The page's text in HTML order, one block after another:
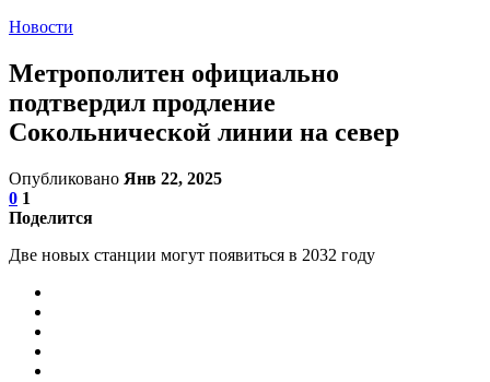
Новости
Метрополитен официально
подтвердил продление
Сокольнической линии на север
Опубликовано Янв 22, 2025
0 1
Поделится
Две новых станции могут появиться в 2032 году